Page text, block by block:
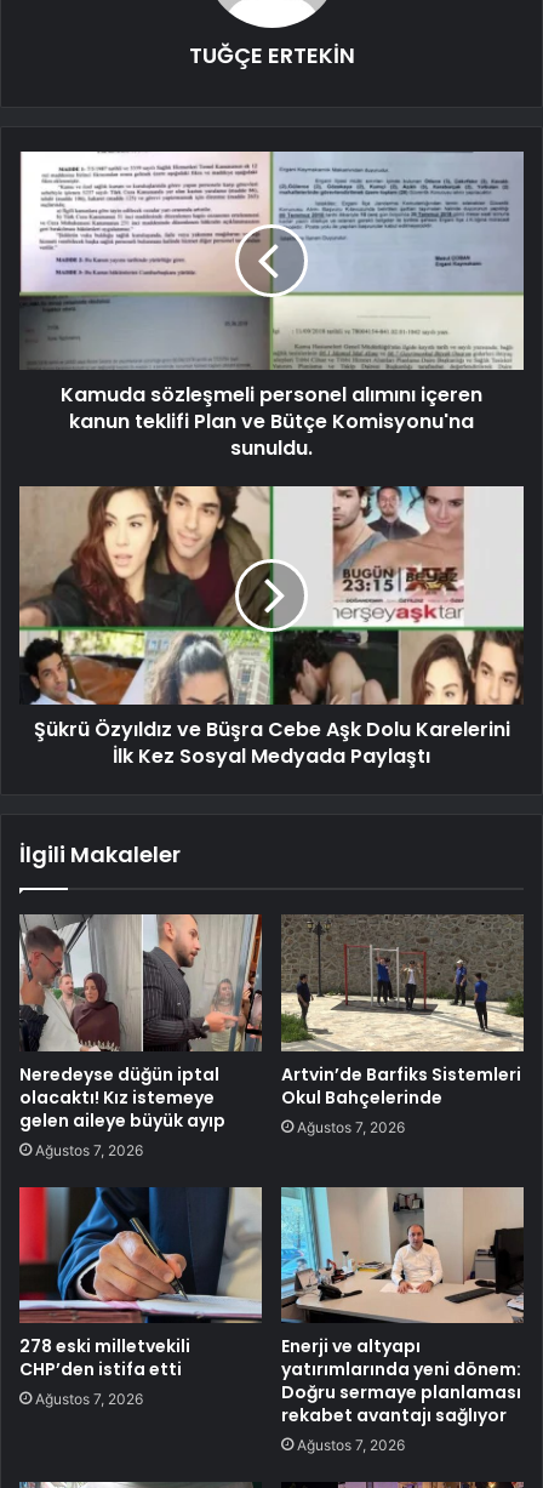
TUĞÇE ERTEKİN
Kamuda sözleşmeli personel alımını içeren
kanun teklifi Plan ve Bütçe Komisyonu'na
sunuldu.
Şükrü Özyıldız ve Büşra Cebe Aşk Dolu Karelerini
İlk Kez Sosyal Medyada Paylaştı
İlgili Makaleler
Neredeyse düğün iptal
olacaktı! Kız istemeye
gelen aileye büyük ayıp
Ağustos 7, 2026
Artvin’de Barfiks Sistemleri
Okul Bahçelerinde
Ağustos 7, 2026
278 eski milletvekili
CHP’den istifa etti
Ağustos 7, 2026
Enerji ve altyapı
yatırımlarında yeni dönem:
Doğru sermaye planlaması
rekabet avantajı sağlıyor
Ağustos 7, 2026